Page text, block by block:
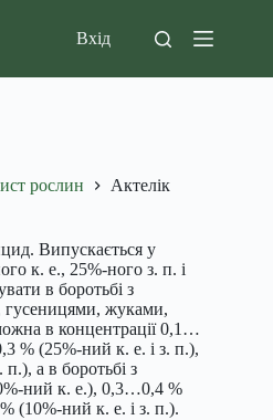
Вхід
рослин Актелік
Випускається у
к. е., 25%-ного з. п. і
в боротьбі з
гусеницями, жуками,
в концентрації 0,1…
% (25%-ний к. е. і з. п.),
а в боротьбі з
ний к. е.), 0,3…0,4 %
(10%-ний к. е. і з. п.).